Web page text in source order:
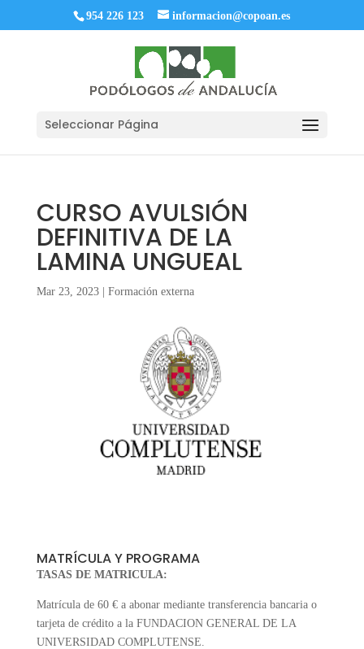
954 226 123 informacion@copoan.es
Seleccionar Página
CURSO AVULSIÓN
DEFINITIVA DE LA
LAMINA UNGUEAL
Mar 23, 2023| Formación externa
MATRÍCULA Y PROGRAMA
TASAS DE MATRICULA:
Matrícula de 60 € a abonar mediante transferencia bancaria o
tarjeta de crédito a la FUNDACION GENERAL DE LA
UNIVERSIDAD COMPLUTENSE.